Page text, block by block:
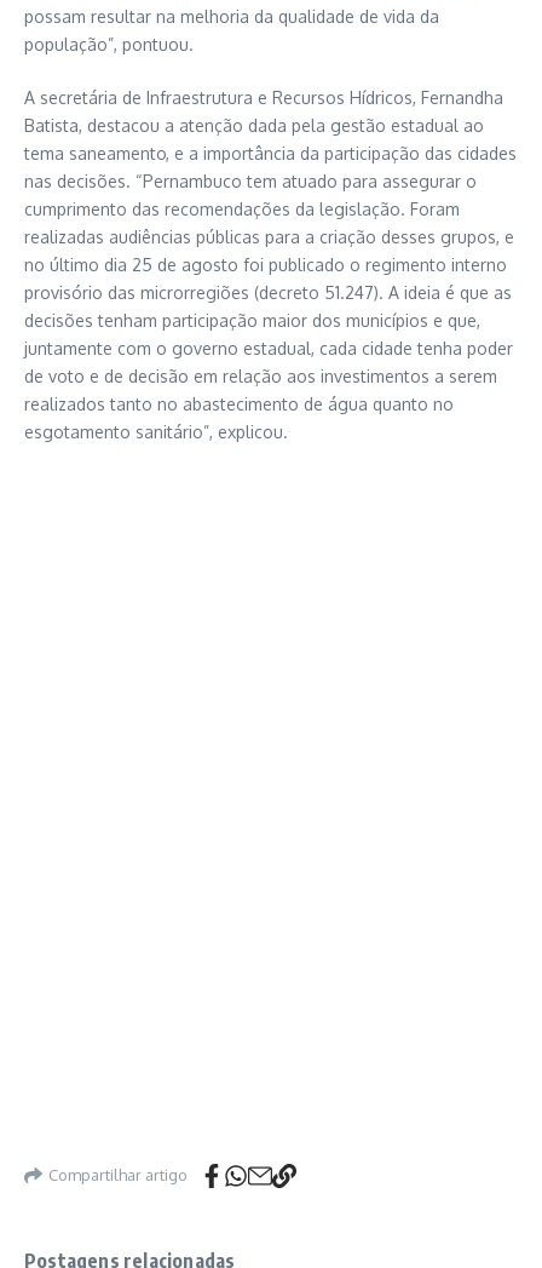
possam resultar na melhoria da qualidade de vida da
população”, pontuou.
A secretária de Infraestrutura e Recursos Hídricos, Fernandha
Batista, destacou a atenção dada pela gestão estadual ao
tema saneamento, e a importância da participação das cidades
nas decisões. “Pernambuco tem atuado para assegurar o
cumprimento das recomendações da legislação. Foram
realizadas audiências públicas para a criação desses grupos, e
no último dia 25 de agosto foi publicado o regimento interno
provisório das microrregiões (decreto 51.247). A ideia é que as
decisões tenham participação maior dos municípios e que,
juntamente com o governo estadual, cada cidade tenha poder
de voto e de decisão em relação aos investimentos a serem
realizados tanto no abastecimento de água quanto no
esgotamento sanitário”, explicou.
Compartilhar artigo
Postagens relacionadas